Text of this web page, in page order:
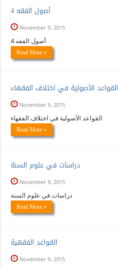
أصول الفقه 4
November 9, 2015
أصول الفقه 4
Read More »
القواعد الأصولية في اختلاف الفقهاء
November 9, 2015
القواعد الأصولية في اختلاف الفقهاء
Read More »
دراسات في علوم السنة
November 9, 2015
دراسات في علوم السنة
Read More »
القواعد الفقهية
November 9, 2015